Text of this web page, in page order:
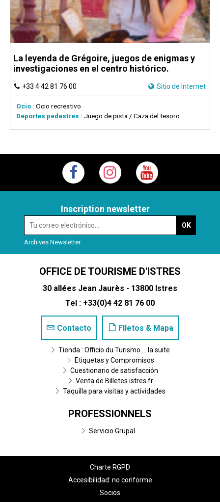
La leyenda de Grégoire, juegos de enigmas y
investigaciones en el centro histórico.
+33 4 42 81 76 00 Sitio de Internet
Ocio : Ocio recreativo
Deportes pedestres : Juego de pista / Caza del tesoro
Inscription newsletter
Archives Newsletter
OFFICE DE TOURISME D'ISTRES
30 allées Jean Jaurès - 13800 Istres
Tel : +33(0)4 42 81 76 00
Contacto Flletos & Mapa
Tienda : Officio du Turismo ... la suite
Etiquetas y Compromisos
Cuestionario de satisfacción
Venta de Billetes istres.fr
Taquilla para visitas y actividades
PROFESSIONNELS
Servicio Grupal
Charte RGPD
Accesibilidad: no conforme
Socios